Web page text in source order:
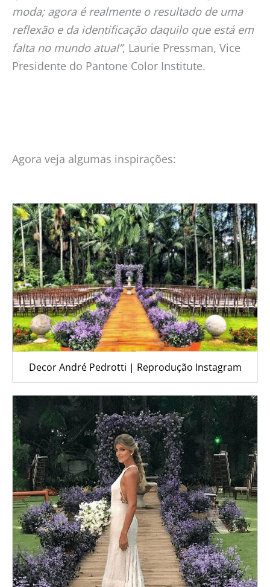
moda; agora é realmente o resultado de uma
reflexão e da identificação daquilo que está em
falta no mundo atual”, Laurie Pressman, Vice
Presidente do Pantone Color Institute.
Agora veja algumas inspirações:
Decor André Pedrotti | Reprodução Instagram